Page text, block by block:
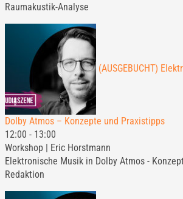
Raumakustik-Analyse
(AUSGEBUCHT)
Dolby Atmos – Konzepte und Praxistipps
12:00 - 13:00
Workshop | Eric Horstmann
Elektronische Musik in Dolby Atmos -
Redaktion